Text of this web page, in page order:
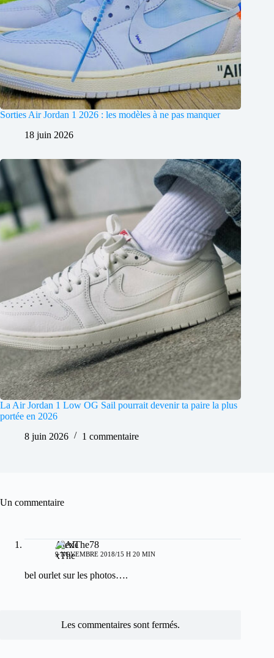
Sorties Air Jordan 1 2026 : les modèles à ne pas manquer
18 juin 2026
La Air Jordan 1 Low OG Sail pourrait devenir ta paire la plus
portée en 2026
8 juin 2026
1 commentaire
Un commentaire
AlexThe78
9 NOVEMBRE 2018/15 H 20 MIN
bel ourlet sur les photos….
Les commentaires sont fermés.